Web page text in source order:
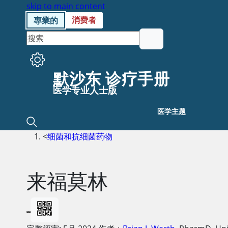
skip to main content
專業的
消费者
默沙东 诊疗手册
医学专业人士版
医学主题
<细菌和抗细菌药物
来福莫林